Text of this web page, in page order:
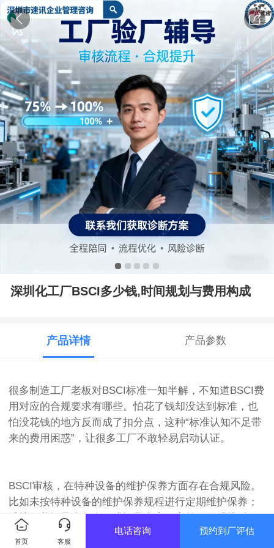
深圳化工厂BSCI多少钱,时间规划与费用构成
产品详情 产品参数
很多制造工厂老板对BSCI标准一知半解，不知道BSCI费
用对应的合规要求有哪些。怕花了钱却没达到标准，也
怕没花钱的地方反而成了扣分点，这种“标准认知不足带
来的费用困惑”，让很多工厂不敢轻易启动认证。
BSCI审核，在特种设备的维护保养方面存在合规风险。
比如未按特种设备的维护保养规程进行定期维护保养；
维护保养记录未留存，或记录内容不完整，无维护时
间、维护内容、维护人员签字等信息；特种设备维护保
首页 客服
电话咨询 预约到厂评估